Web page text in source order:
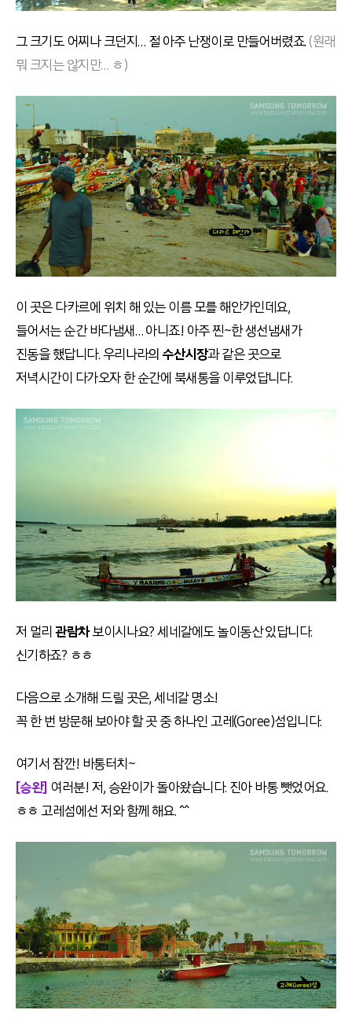
그 크기도 어찌나 크던지… 절 아주 난쟁이로 만들어버렸죠.(원래
뭐 크지는 않지만… ㅎ)
이 곳은 다카르에 위치 해 있는 이름 모를 해안가인데요,
들어서는 순간 바다냄새… 아니죠! 아주 찐~한 생선냄새가
진동을 했답니다. 우리나라의 수산시장과같은 곳으로
저녁시간이 다가오자 한 순간에 북새통을 이루었답니다.
저 멀리관람차보이시나요? 세네갈에도 놀이동산 있답니다.
신기하죠? ㅎㅎ
다음으로 소개해 드릴 곳은, 세네갈 명소!
꼭 한 번 방문해 보아야 할 곳 중 하나인 고레(Goree)섬입니다.
여기서 잠깐! 바통터치~
[승완] 여러분! 저, 승완이가 돌아왔습니다. 진아 바통 뺏었어요.
ㅎㅎ 고레섬에선 저와 함께 해요. ^^